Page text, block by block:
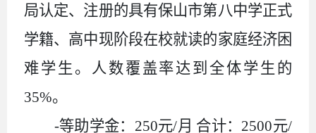
局认定、注册的具有保山市第八中学正式
学籍、高中现阶段在校就读的家庭经济困
难学生。人数覆盖率达到全体学生的
35%。
-等助学金：250元/月 合计：2500元/